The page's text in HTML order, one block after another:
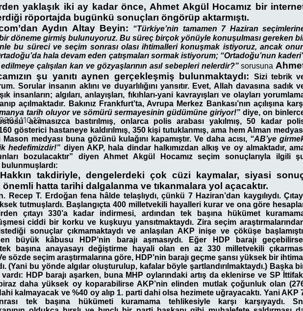
yaklaşık iki ay kadar önce, Ahmet Akgül Hocamız bir
röportajda bugünkü sonuçları öngörüp aktarmıştı.
Aydın Altay Beyin:
“Türkiye’nin tamamen 7 Haziran
bir döneme girmiş bulunuyoruz. Bu süreç birçok yönüyle konuşulması gereken
bu süreci ve seçim sonrası olası ihtimalleri konuşmak istiyoruz, ancak
hala devam eden çatışmaları sormak istiyorum; “Ortadoğu’nun
çalışılan kan ve gözyaşlarının asıl sebepleri nelerdir?”sorusuna
şu yanıtı aynen gerçekleşmiş bulunmaktaydı:
Sizi tebrik
Sorular insanın aklını ve duyarlılığını yansıtır. Evet, Allah davasına sadık
insanların; algıları, anlayışları, fıkıhları-yani kavrayışları ve olayları
açılmaktadır. Bakınız Frankfurt’ta, Avrupa Merkez Bankası’nın açılışına
tarih oluyor ve sömürü sermayesinin güdümüne giriyor!” diye, on
acımasızca bastırılmış, onlarca polis arabası yakılmış, 50 kadar
gösterici hastaneye kaldırılmış, 350 kişi tutuklanmış, ama hem Alman
medyası buna gözünü kulağını kapamıştır. Ve daha acısı, “AB’ye
hedefimizdir!” diyen AKP, hala dindar halkımızdan alkış ve oy almaktadır,
bozulacaktır” diyen Ahmet Akgül Hocamız seçim sonuçlarıyla ilgili
Hakkın takdiriyle, dengelerdeki çok cüzi kaymalar, siyasi
hatta tarihi dalgalanma ve tıkanmalara yol açacaktır.
Recep T. Erdoğan fena hâlde telaşlıydı, çünkü 7 Haziran’dan kaygılıydı.
tutmuşlardı. Başlangıçta 400 milletvekili hayalleri kurar ve ona göre
çıtayı 330’a kadar indirmesi, ardından tek başına hükümet
ciddi bir korku ve kuşkuyu yansıtmaktaydı. Zira seçim
istediği sonuçlar çıkmamaktaydı ve anlaşılan AKP inişe ve çöküşe
en büyük kâbusu HDP’nin barajı aşmasıydı. Eğer HDP barajı
tek başına anayasayı değiştirme hayali olan en az 330 milletvekili
sözde seçim araştırmalarına göre, HDP’nin barajı geçme şansı yüksek bir ihtimal
(Yani bu yönde algılar oluşturulup, kafalar böyle şartlandırılmaktaydı.) Başka
HDP barajı aşarken, buna MHP oylarındaki artış da eklenirse ve SP
daha yüksek oy koparabilirse AKP’nin elinden mutlak çoğunluk olan
kalmayacak ve %40 oy alıp 1. parti dahi olsa hezimete uğrayacaktı. Yani AKP
tek başına hükümeti kuramama tehlikesiyle karşı karşıyaydı.